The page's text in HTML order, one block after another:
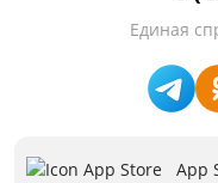
Единая
App